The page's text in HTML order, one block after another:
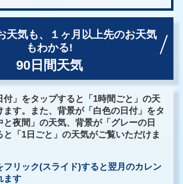
天気も、
１ヶ月以上先のお天気
もわかる!
90日間天気
付」をタップすると「1時間ごと」の天
ます。また、背景が「白色の日付」をタ
と夜間」の天気、背景が「グレーの日
と「1日ごと」の天気がご覧いただけま
フリック(スライド)すると翌月のカレン
ます